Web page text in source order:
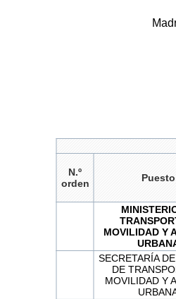
N.º
orden
Puesto
MOVILIDAD Y
SECRETARÍA
DE
MOVILIDAD Y